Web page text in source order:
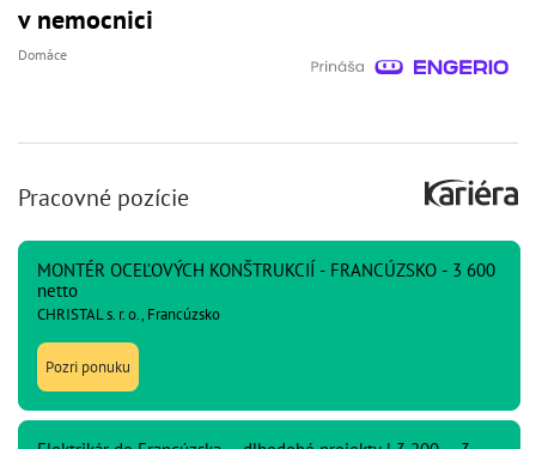
v nemocnici
Domáce
Pracovné pozície
MONTÉR OCEĽOVÝCH KONŠTRUKCIÍ - FRANCÚZSKO - 3 600
netto
CHRISTAL s. r. o., Francúzsko
Pozri ponuku